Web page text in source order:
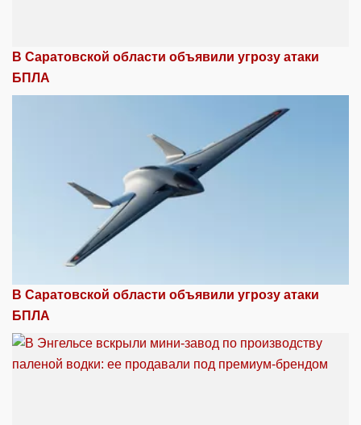
В Саратовской области объявили угрозу атаки
БПЛА
В Саратовской области объявили угрозу атаки
БПЛА